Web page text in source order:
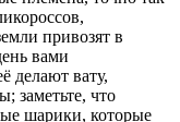
привозят в
вами
делают вату,
заметьте, что
шарики, которые